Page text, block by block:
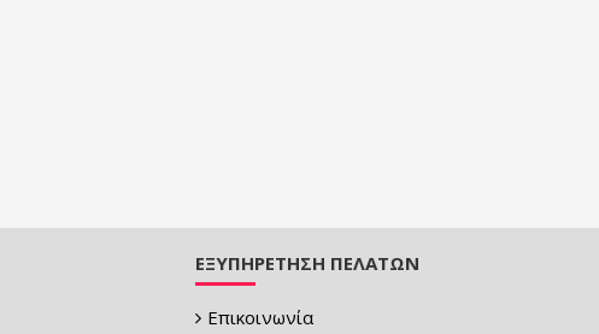
ΕΞΥΠΗΡΈΤΗΣΗ ΠΕΛΑΤΏΝ
Επικοινωνία